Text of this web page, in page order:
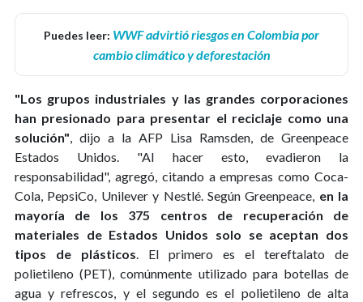
Puedes leer: WWF advirtió riesgos en Colombia por
cambio climático y deforestación
"Los grupos industriales y las grandes corporaciones
han presionado para presentar el reciclaje como una
solución", dijo a la AFP Lisa Ramsden, de Greenpeace
Estados Unidos. "Al hacer esto, evadieron la
responsabilidad", agregó, citando a empresas como Coca-
Cola, PepsiCo, Unilever y Nestlé. Según Greenpeace, en la
mayoría de los 375 centros de recuperación de
materiales de Estados Unidos solo se aceptan dos
tipos de plásticos. El primero es el tereftalato de
polietileno (PET), comúnmente utilizado para botellas de
agua y refrescos, y el segundo es el polietileno de alta